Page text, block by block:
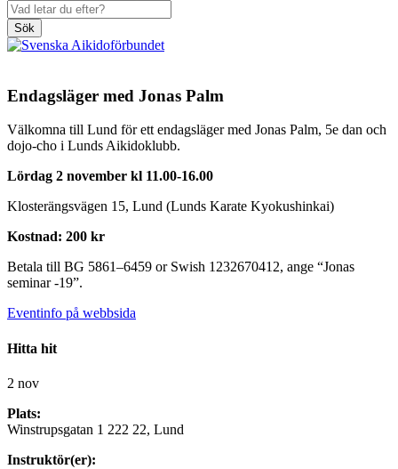
Sök
Endagsläger med Jonas Palm
Välkomna till Lund för ett endagsläger med Jonas Palm, 5e dan och
dojo-cho i Lunds Aikidoklubb.
Lördag 2 november kl 11.00-16.00
Klosterängsvägen 15, Lund (Lunds Karate Kyokushinkai)
Kostnad: 200 kr
Betala till BG 5861–6459 or Swish 1232670412, ange “Jonas
seminar -19”.
Eventinfo på webbsida
Hitta hit
2 nov
Plats:
Winstrupsgatan 1 222 22, Lund
Instruktör(er):